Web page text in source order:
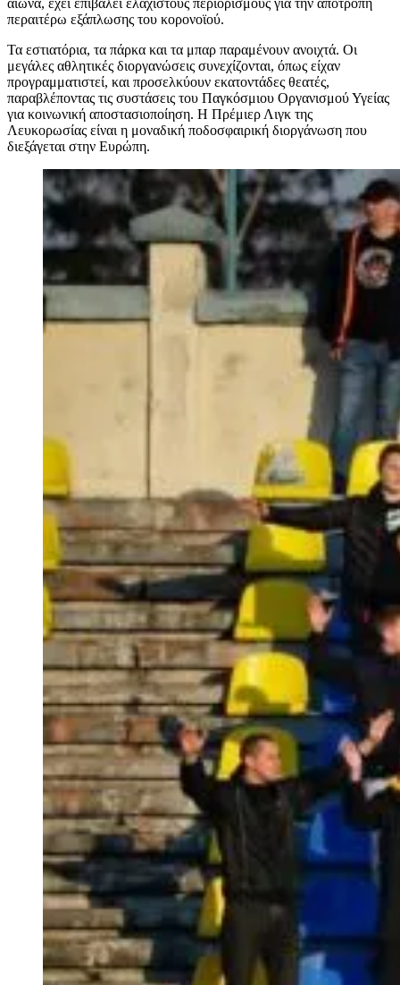
περαιτέρω εξάπλωσης του κορονοϊού.
Τα εστιατόρια, τα πάρκα και τα μπαρ παραμένουν ανοιχτά. Οι
μεγάλες αθλητικές διοργανώσεις συνεχίζονται, όπως είχαν
προγραμματιστεί, και προσελκύουν εκατοντάδες θεατές,
παραβλέποντας τις συστάσεις του Παγκόσμιου Οργανισμού Υγείας
για κοινωνική αποστασιοποίηση. Η Πρέμιερ Λιγκ της
Λευκορωσίας είναι η μοναδική ποδοσφαιρική διοργάνωση που
διεξάγεται στην Ευρώπη.